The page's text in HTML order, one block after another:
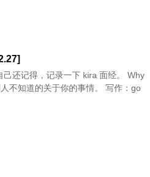
记得，记录一下 kira 面经。 Why
不知道的关于你的事情。 写作：go